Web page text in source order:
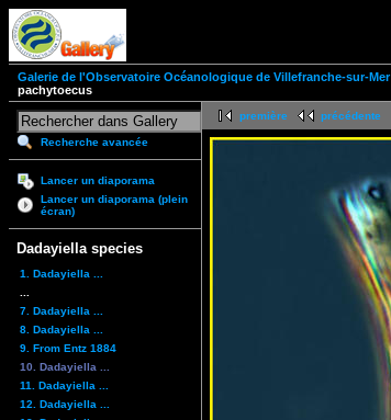
Galerie de l'Observatoire Océanologique de Villefranche-sur-Mer
pachytoecus
Recherche avancée
Lancer un diaporama
Lancer un diaporama (plein
écran)
Dadayiella species
1. Dadayiella ...
7. Dadayiella ...
8. Dadayiella ...
9. From Entz 1884
10. Dadayiella ...
11. Dadayiella ...
12. Dadayiella ...
première précédente